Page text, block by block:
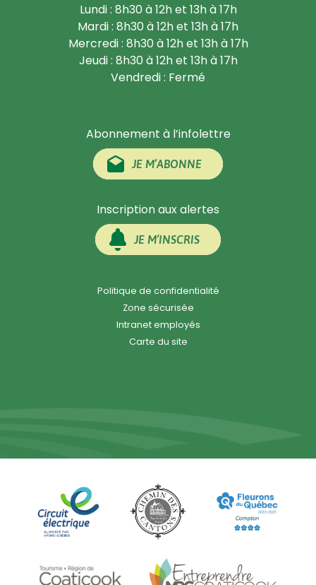
Lundi : 8h30 à 12h et 13h à 17h
Mardi : 8h30 à 12h et 13h à 17h
Mercredi : 8h30 à 12h et 13h à 17h
Jeudi : 8h30 à 12h et 13h à 17h
Vendredi : Fermé
Abonnement à l’infolettre
JE M’ABONNE
Inscription aux alertes
JE M’INSCRIS
Politique de confidentialité
Zone sécurisée
Intranet employés
Carte du site